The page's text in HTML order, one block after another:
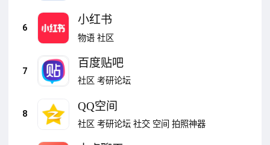
6
小红书
物语 社区
7
百度贴吧
社区 考研论坛
8
QQ空间
社区 考研论坛 社交 空间 拍照神器